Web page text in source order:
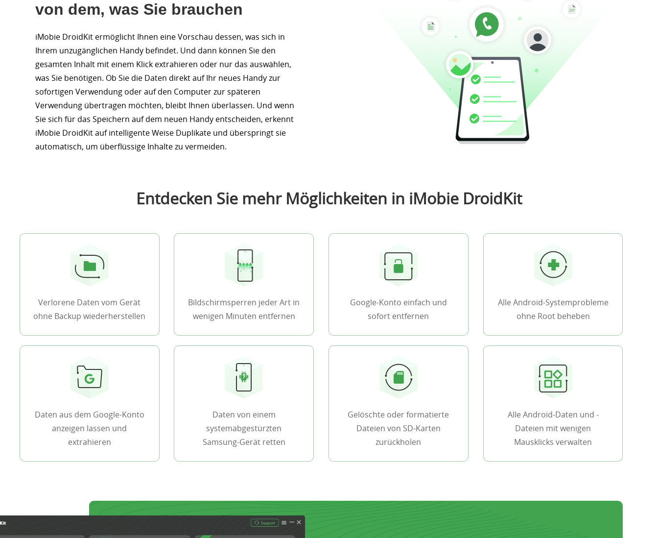
von dem, was Sie brauchen
iMobie DroidKit ermöglicht Ihnen eine Vorschau dessen, was sich in
Ihrem unzugänglichen Handy befindet. Und dann können Sie den
gesamten Inhalt mit einem Klick extrahieren oder nur das auswählen,
was Sie benötigen. Ob Sie die Daten direkt auf Ihr neues Handy zur
sofortigen Verwendung oder auf den Computer zur späteren
Verwendung übertragen möchten, bleibt Ihnen überlassen. Und wenn
Sie sich für das Speichern auf dem neuen Handy entscheiden, erkennt
iMobie DroidKit auf intelligente Weise Duplikate und überspringt sie
automatisch, um überflüssige Inhalte zu vermeiden.
Entdecken Sie mehr Möglichkeiten in iMobie DroidKit
Verlorene Daten vom Gerät
ohne Backup wiederherstellen
Bildschirmsperren jeder Art in
wenigen Minuten entfernen
Google-Konto einfach und
sofort entfernen
Alle Android-Systemprobleme
ohne Root beheben
Daten aus dem Google-Konto
anzeigen lassen und
extrahieren
Daten von einem
systemabgestürzten
Samsung-Gerät retten
Gelöschte oder formatierte
Dateien von SD-Karten
zurückholen
Alle Android-Daten und -
Dateien mit wenigen
Mausklicks verwalten